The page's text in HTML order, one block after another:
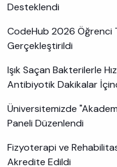
Desteklendi
CodeHub 2026 Öğrenci
Gerçekleştirildi
Işık Saçan Bakterilerle
Antibiyotik Dakikalar
Üniversitemizde
Paneli Düzenlendi
Fizyoterapi ve
Akredite Edildi